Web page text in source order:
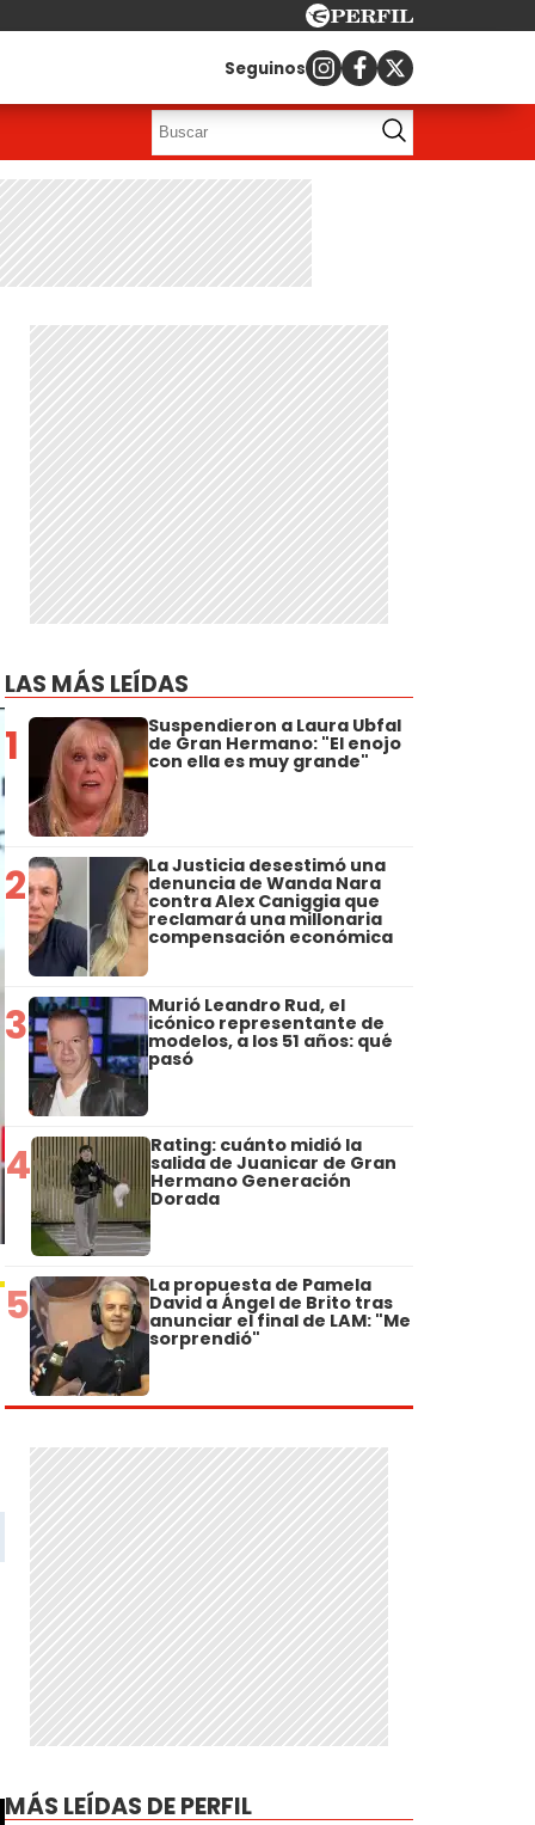
Seguinos
LAS MÁS LEÍDAS
1 Suspendieron a Laura Ubfal
de Gran Hermano: "El enojo
con ella es muy grande"
2 La Justicia desestimó una
denuncia de Wanda Nara
contra Alex Caniggia que
reclamará una millonaria
compensación económica
3 Murió Leandro Rud, el
icónico representante de
modelos, a los 51 años: qué
pasó
4 Rating: cuánto midió la
salida de Juanicar de Gran
Hermano Generación
Dorada
5 La propuesta de Pamela
David a Ángel de Brito tras
anunciar el final de LAM: "Me
sorprendió"
MÁS LEÍDAS DE PERFIL